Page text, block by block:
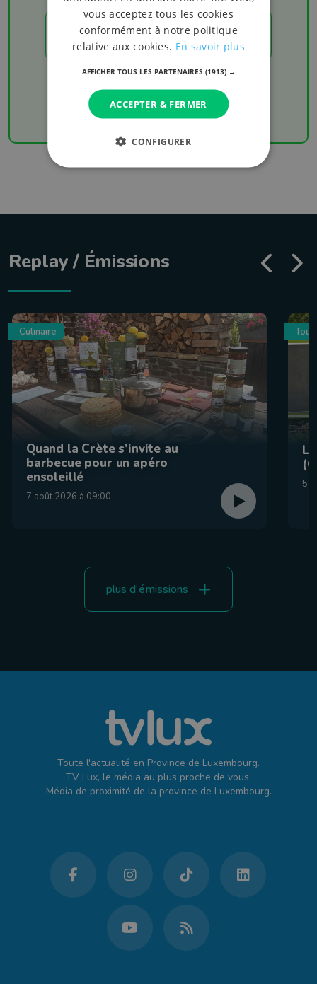
LES RÉSULTATS
Chaque week-end retrouvez les derniers
résultats de votre équipe favorite
Replay / Émissions
Culinaire
Quand la Crète s’invite au
barbecue pour un apéro
ensoleillé
7 août 2026 à 09:00
5
plus d'émissions
Toute l'actualité en Province de Luxembourg.
TV Lux, le média au plus proche de vous.
Média de proximité de la province de Luxembourg.
vous acceptez tous les cookies
conformément à notre politique
relative aux cookies. En savoir plus
AFFICHER TOUS LES PARTENAIRES (1913) →
ACCEPTER & FERMER
CONFIGURER